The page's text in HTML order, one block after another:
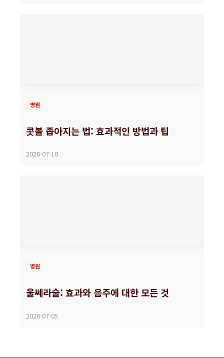
병원
콧볼 좁아지는 법: 효과적인 방법과 팁
2026-07-10
병원
울쎄라술: 효과와 음주에 대한 모든 것
2026-07-05